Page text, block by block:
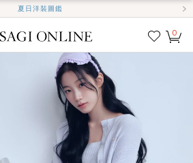
夏日洋裝圖鑑
我的
0